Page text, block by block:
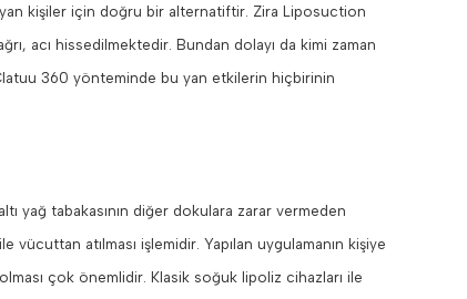
kişiler için doğru bir alternatiftir. Zira Liposuction
acı hissedilmektedir. Bundan dolayı da kimi zaman
360 yönteminde bu yan etkilerin hiçbirinin
yağ tabakasının diğer dokulara zarar vermeden
atılması işlemidir. Yapılan uygulamanın kişiye
çok önemlidir. Klasik soğuk lipoliz cihazları ile